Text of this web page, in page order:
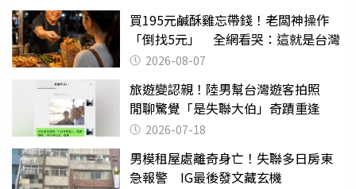
買195元鹹酥雞忘帶錢！老闆神操作
「倒找5元」 全網看哭：這就是台灣
2026-08-07
旅遊變認親！陸男幫台灣遊客拍照
閒聊驚覺「是失聯大伯」奇蹟重逢
2026-07-18
男模租屋處離奇身亡！失聯多日房東
急報警 IG最後發文藏玄機